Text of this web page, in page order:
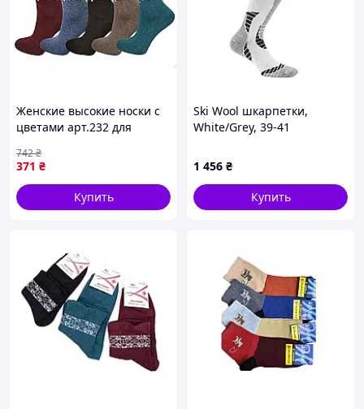
Женские высокие носки с
цветами арт.232 для
пар ТМ Житомир
371 ₴
742₴
Купить
Ski Wool шкарпетки,
White/Grey, 39-41
1 456 ₴
Купить